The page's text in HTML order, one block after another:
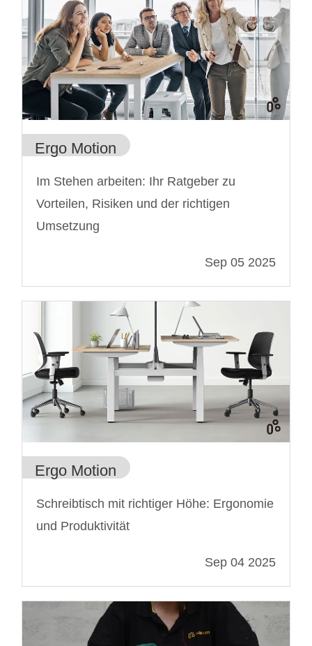
Ergo Motion
Im Stehen arbeiten: Ihr Ratgeber zu
Vorteilen, Risiken und der richtigen
Umsetzung
Sep 05 2025
Ergo Motion
Schreibtisch mit richtiger Höhe: Ergonomie
und Produktivität
Sep 04 2025